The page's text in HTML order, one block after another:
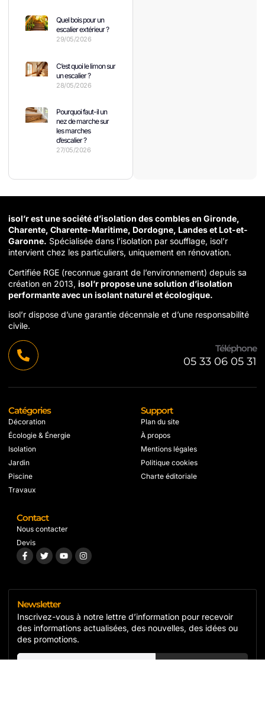
Quel bois pour un
escalier extérieur ?
29/05/2026
C’est quoi le limon sur
un escalier ?
28/05/2026
Pourquoi faut-il un
nez de marche sur
les marches
d’escalier ?
27/05/2026
isol’r est une société d’isolation des combles en Gironde,
Charente, Charente-Maritime, Dordogne, Landes et Lot-et-
Garonne. Spécialisée dans l’isolation par soufflage, isol’r
intervient chez les particuliers, uniquement en rénovation.
Certifiée RGE (reconnue garant de l’environnement) depuis sa
création en 2013, isol’r propose une solution d’isolation
performante avec un isolant naturel et écologique.
isol’r dispose d’une garantie décennale et d’une responsabilité
civile.
Téléphone
05 33 06 05 31
Catégories
Décoration
Écologie & Énergie
Isolation
Jardin
Piscine
Travaux
Support
Plan du site
À propos
Mentions légales
Politique cookies
Charte éditoriale
Contact
Nous contacter
Devis
Newsletter
Inscrivez-vous à notre lettre d’information pour recevoir
des informations actualisées, des nouvelles, des idées ou
des promotions.